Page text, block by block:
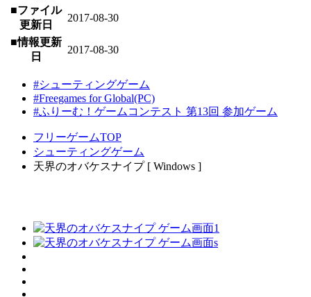
■ファイル
更新日
2017-08-30
■情報更新
日
2017-08-30
#シューティングゲーム
#Freegames for Global(PC)
#ふりーむ！ゲームコンテスト 第13回 参加ゲーム
フリーゲームTOP
シューティングゲーム
天界のオバケスナイプ [ Windows ]